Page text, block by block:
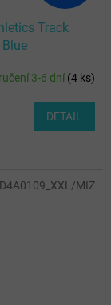
Track
3-6 dní(4 ks)
DETAIL
MIZ